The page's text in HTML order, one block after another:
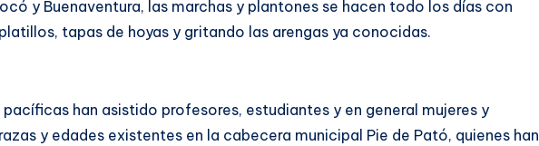
y Buenaventura, las marchas y plantones se hacen todo los días con
tapas de hoyas y gritando las arengas ya conocidas.
han asistido profesores, estudiantes y en general mujeres y
y edades existentes en la cabecera municipal Pie de Pató, quienes han